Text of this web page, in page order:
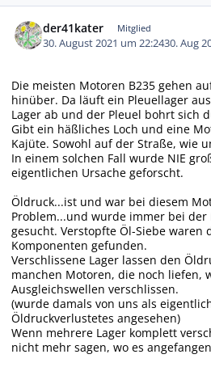
der41kater Mitglied
30. August 2021 um 22:2430. Aug
Die meisten Motoren B235 gehen
hinüber. Da läuft ein Pleuellager
Lager ab und der Pleuel bohrt sich
Gibt ein häßliches Loch und eine
Kajüte. Sowohl auf der Straße, wie
In einem solchen Fall wurde NIE
eigentlichen Ursache geforscht.
Öldruck...ist und war bei diesem
Problem...und wurde immer bei
gesucht. Verstopfte Öl-Siebe waren
Komponenten gefunden.
Verschlissene Lager lassen den
manchen Motoren, die noch liefen,
Ausgleichswellen verschlissen.
(wurde damals von uns als
Öldruckverlustetes angesehen)
Wenn mehrere Lager komplett
nicht mehr sagen, wo es